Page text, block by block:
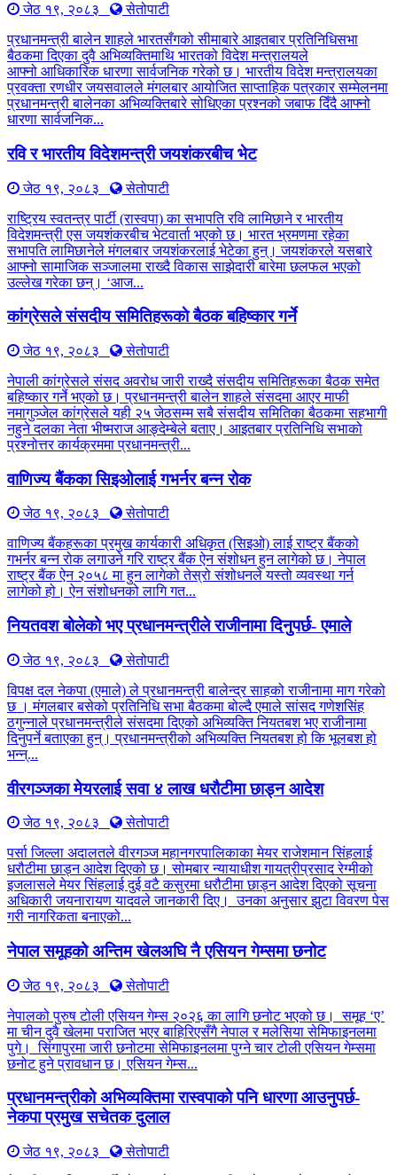
जेठ १९, २०८३
सेतोपाटी
प्रधानमन्त्री बालेन शाहले भारतसँगको सीमाबारे आइतबार प्रतिनिधिसभा
बैठकमा दिएका दुवै अभिव्यक्तिमाथि भारतको विदेश मन्त्रालयले
आफ्नो आधिकारिक धारणा सार्वजनिक गरेको छ। भारतीय विदेश मन्त्रालयका
प्रवक्ता रणधीर जयसवालले मंगलबार आयोजित साप्ताहिक पत्रकार सम्मेलनमा
प्रधानमन्त्री बालेनका अभिव्यक्तिबारे सोधिएका प्रश्नको जबाफ दिँदै आफ्नो
धारणा सार्वजनिक...
रवि र भारतीय विदेशमन्त्री जयशंकरबीच भेट
जेठ १९, २०८३
सेतोपाटी
राष्ट्रिय स्वतन्त्र पार्टी (रास्वपा) का सभापति रवि लामिछाने र भारतीय
विदेशमन्त्री एस जयशंकरबीच भेटवार्ता भएको छ। भारत भ्रमणमा रहेका
सभापति लामिछानेले मंगलबार जयशंकरलाई भेटेका हुन्। जयशंकरले यसबारे
आफ्नो सामाजिक सञ्जालमा राख्दै विकास साझेदारी बारेमा छलफल भएको
उल्लेख गरेका छन्। ‘आज...
कांग्रेसले संसदीय समितिहरूकाे बैठक बहिष्कार गर्ने
जेठ १९, २०८३
सेतोपाटी
नेपाली कांग्रेसले संसद अवरोध जारी राख्दै संसदीय समितिहरूका बैठक समेत
बहिष्कार गर्ने भएको छ। प्रधानमन्त्री बालेन शाहले संसदमा आएर माफी
नमागुञ्जेल कांग्रेसले यही २५ जेठसम्म सबै संसदीय समितिका बैठकमा सहभागी
नहुने दलका नेता भीष्मराज आङ्देम्बेले बताए। आइतबार प्रतिनिधि सभाको
प्रश्नोत्तर कार्यक्रममा प्रधानमन्त्री...
वाणिज्य बैंकका सिइओलाई गभर्नर बन्न रोक
जेठ १९, २०८३
सेतोपाटी
वाणिज्य बैंकहरूका प्रमुख कार्यकारी अधिकृत (सिइओ) लाई राष्ट्र बैंकको
गभर्नर बन्न रोक लगाउने गरि राष्ट्र बैंक ऐन संशोधन हुन लागेको छ। नेपाल
राष्ट्र बैंक ऐन २०५८ मा हुन लागेको तेस्रो संशोधनले यस्तो व्यवस्था गर्न
लागेको हो। ऐन संशोधनको लागि गत...
नियतवश बोलेको भए प्रधानमन्त्रीले राजीनामा दिनुपर्छ- एमाले
जेठ १९, २०८३
सेतोपाटी
विपक्ष दल नेकपा (एमाले) ले प्रधानमन्त्री बालेन्द्र साहको राजीनामा माग गरेको
छ । मंगलबार बसेको प्रतिनिधि सभा बैठकमा बोल्दै एमाले सांसद गणेशसिंह
ठगुन्नाले प्रधानमन्त्रीले संसदमा दिएको अभिव्यक्ति नियतबश भए राजीनामा
दिनुपर्ने बताएका हुन्। प्रधानमन्त्रीको अभिव्यक्ति नियतबश हो कि भूलबश हो
भन्न्...
वीरगञ्जका मेयरलाई सवा ४ लाख धरौटीमा छाड्न आदेश
जेठ १९, २०८३
सेतोपाटी
पर्सा जिल्ला अदालतले वीरगञ्ज महानगरपालिकाका मेयर राजेशमान सिंहलाई
धरौटीमा छाड्न आदेश दिएको छ। सोमबार न्यायाधीश गायत्रीप्रसाद रेग्मीको
इजलासले मेयर सिंहलाई दुई वटै कसुरमा धरौटीमा छाड्न आदेश दिएको सूचना
अधिकारी जयनारायण यादवले जानकारी दिए। उनका अनुसार झुटा विवरण पेस
गरी नागरिकता बनाएको...
नेपाल समूहको अन्तिम खेलअघि नै एसियन गेम्समा छनोट
जेठ १९, २०८३
सेतोपाटी
नेपालको पुरुष टोली एसियन गेम्स २०२६ का लागि छनोट भएको छ। समूह ‘ए’
मा चीन दुवै खेलमा पराजित भएर बाहिरिएसँगै नेपाल र मलेसिया सेमिफाइनलमा
पुगे। सिंगापुरमा जारी छनोटमा सेमिफाइनलमा पुग्ने चार टोली एसियन गेम्समा
छनोट हुने प्रावधान छ। एसियन गेम्स...
प्रधानमन्त्रीको अभिव्यक्तिमा रास्वपाको पनि धारणा आउनुपर्छ-
नेकपा प्रमुख सचेतक दुलाल
जेठ १९, २०८३
सेतोपाटी